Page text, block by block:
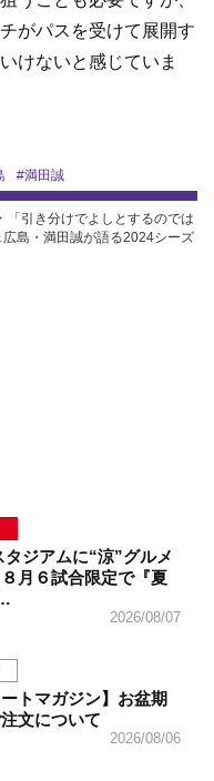
がパスを受けて展開す
けないと感じていま
#満田誠
「引き分けでよしとするのでは
島・満田誠が語る2024シーズ
タジアムに“涼”グルメ
月６試合限定で『夏
2026/08/07
ートマガジン】お盆期
文について
2026/08/06